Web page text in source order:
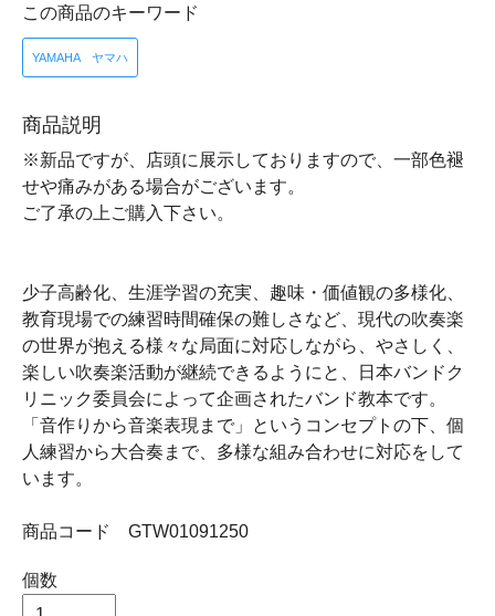
この商品のキーワード
YAMAHA ヤマハ
商品説明
※新品ですが、店頭に展示しておりますので、一部色褪
せや痛みがある場合がございます。
ご了承の上ご購入下さい。
少子高齢化、生涯学習の充実、趣味・価値観の多様化、
教育現場での練習時間確保の難しさなど、現代の吹奏楽
の世界が抱える様々な局面に対応しながら、やさしく、
楽しい吹奏楽活動が継続できるようにと、日本バンドク
リニック委員会によって企画されたバンド教本です。
「音作りから音楽表現まで」というコンセプトの下、個
人練習から大合奏まで、多様な組み合わせに対応をして
います。
商品コード GTW01091250
個数